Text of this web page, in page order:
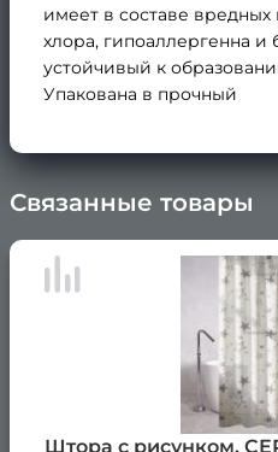
имеет в составе
хлора, гипоаллергенна и
устойчивый к
Упакована в прочный
Связанные товары
Штора с рисунком,